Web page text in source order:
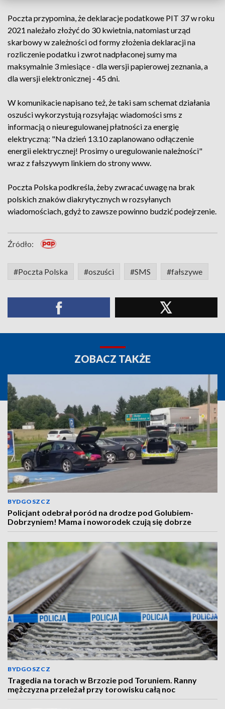
Poczta przypomina, że deklaracje podatkowe PIT 37 w roku
2021 należało złożyć do 30 kwietnia, natomiast urząd
skarbowy w zależności od formy złożenia deklaracji na
rozliczenie podatku i zwrot nadpłaconej sumy ma
maksymalnie 3 miesiące - dla wersji papierowej zeznania, a
dla wersji elektronicznej - 45 dni.
W komunikacie napisano też, że taki sam schemat działania
oszuści wykorzystują rozsyłając wiadomości sms z
informacją o nieuregulowanej płatności za energię
elektryczną: "Na dzień 13.10 zaplanowano odłączenie
energii elektrycznej! Prosimy o uregulowanie należności"
wraz z fałszywym linkiem do strony www.
Poczta Polska podkreśla, żeby zwracać uwagę na brak
polskich znaków diakrytycznych w rozsyłanych
wiadomościach, gdyż to zawsze powinno budzić podejrzenie.
Źródło:
#Poczta Polska #oszuści #SMS #fałszywe
ZOBACZ TAKŻE
BYDGOSZCZ
Policjant odebrał poród na drodze pod Golubiem-
Dobrzyniem! Mama i noworodek czują się dobrze
BYDGOSZCZ
Tragedia na torach w Brzozie pod Toruniem. Ranny
mężczyzna przeleżał przy torowisku całą noc